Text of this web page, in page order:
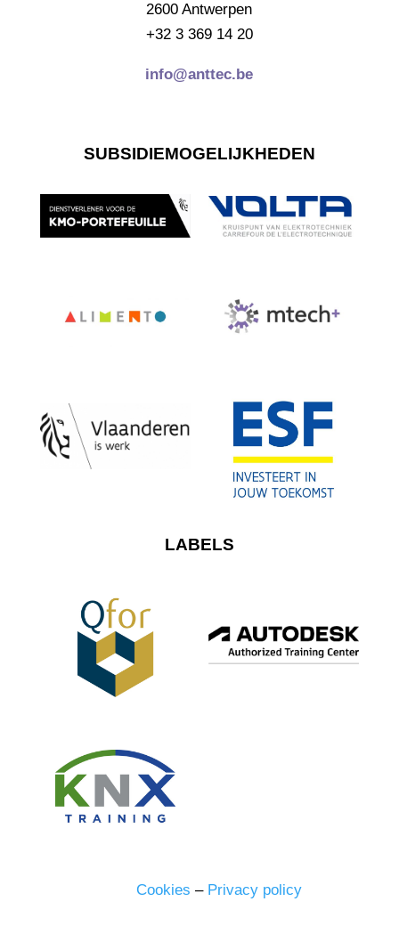
2600 Antwerpen
+32 3 369 14 20
info@anttec.be
SUBSIDIEMOGELIJKHEDEN
LABELS
Cookies – Privacy policy